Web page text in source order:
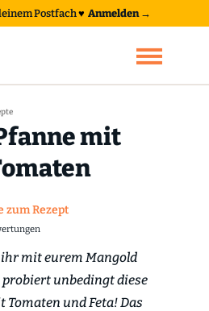
Postfach♥ Anmelden →
mit
zum Rezept
mit eurem Mangold
probiert unbedingt diese
und Feta! Das